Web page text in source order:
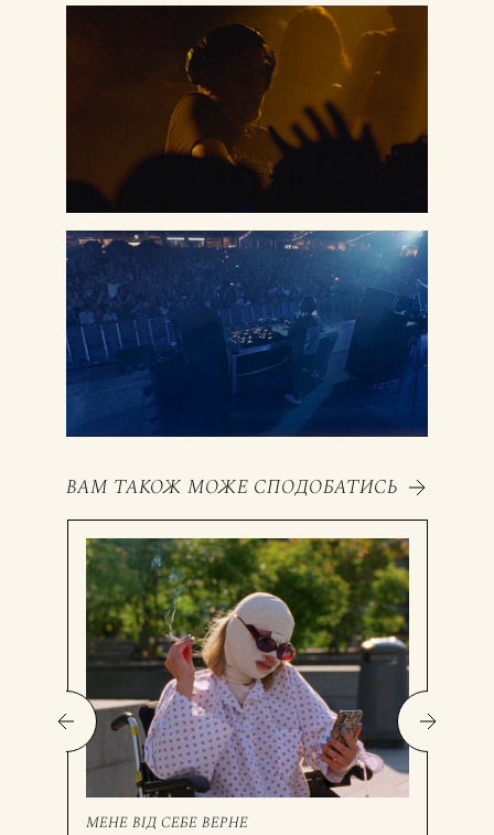
ВАМ ТАКОЖ МОЖЕ СПОДОБАТИСЬ
МЕНЕ ВІД СЕБЕ ВЕРНЕ